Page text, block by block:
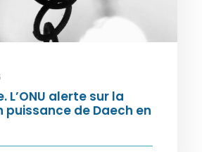
L’ONU alerte sur la
puissance de Daech en